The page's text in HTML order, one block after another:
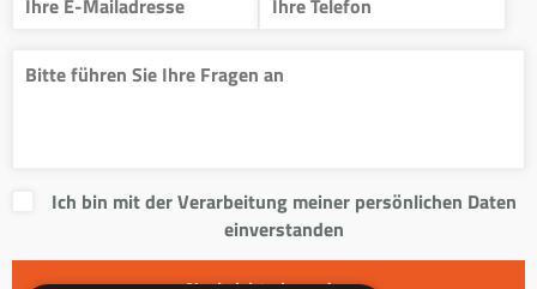
Ich bin mit der Verarbeitung meiner persönlichen Daten
einverstanden